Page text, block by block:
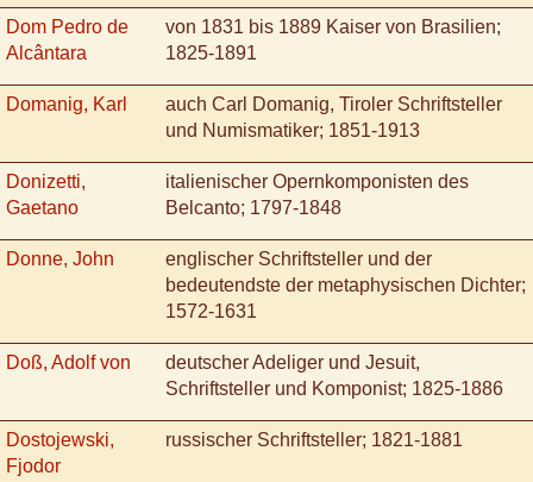
Dom Pedro de
Alcântara
von 1831 bis 1889 Kaiser von Brasilien;
1825-1891
Domanig, Karl
auch Carl Domanig, Tiroler Schriftsteller
und Numismatiker; 1851-1913
Donizetti,
Gaetano
italienischer Opernkomponisten des
Belcanto; 1797-1848
Donne, John
englischer Schriftsteller und der
bedeutendste der metaphysischen Dichter;
1572-1631
Doß, Adolf von
deutscher Adeliger und Jesuit,
Schriftsteller und Komponist; 1825-1886
Dostojewski,
Fjodor
russischer Schriftsteller; 1821-1881